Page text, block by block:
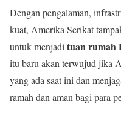
Dengan pengalaman,
kuat, Amerika Serikat
untuk menjadi tuan rumah
itu baru akan terwujud jika
yang ada saat ini dan
ramah dan aman bagi para